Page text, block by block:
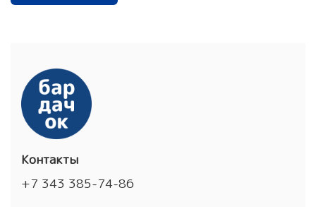
Контакты
+7 343 385-74-86